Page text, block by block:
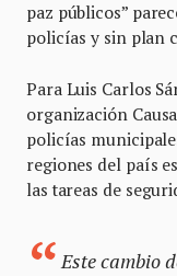
paz públicos”
policías y sin plan
Para Luis Carlos
organización
policías
regiones del país
las tareas de
Este cambio